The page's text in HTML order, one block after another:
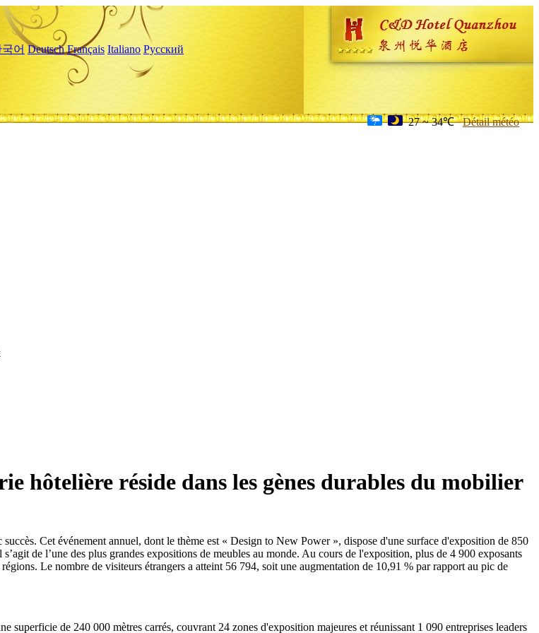
어 Deutsch Français Italiano Русский
27 ~ 34℃ Détail météo
hôtelière réside dans les gènes durables du mobilier
Cet événement annuel, dont le thème est « Design to New Power », dispose d'une surface d'exposition de 850
de l’une des plus grandes expositions de meubles au monde. Au cours de l'exposition, plus de 4 900 exposants
Le nombre de visiteurs étrangers a atteint 56 794, soit une augmentation de 10,91 % par rapport au pic de
de 240 000 mètres carrés, couvrant 24 zones d'exposition majeures et réunissant 1 090 entreprises leaders